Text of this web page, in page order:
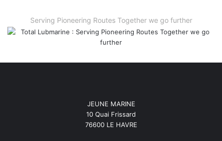
Serving Pioneering Routes Together we go further
JEUNE MARINE
10 Quai Frissard
76600 LE HAVRE